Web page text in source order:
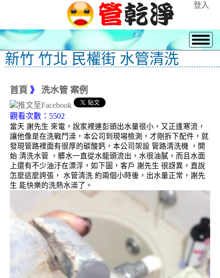
登入
新竹 竹北 民權街 水管清洗
首頁 》 洗水管 案例
觀看次數：5502
當天 謝先生 來電，說家裡連彭頭出水量很小，又正逢寒流，
讓他像是在洗戰鬥澡，本公司到現場檢測，才剛拆下配件，就
發現管路裡面有很厚的碳酸鈣，本公司架設 管路清洗機 ，開
始 清洗水管 ，髒水一直從水龍頭流出，水很油膩，而且水面
上還有不少油汙在漂浮，如下圖，客戶 謝先生 很訝異，直說
怎麼這麼誇張， 水管清洗 約兩個小時後，出水量正常，謝先
生 能快樂的洗熱水澡了。